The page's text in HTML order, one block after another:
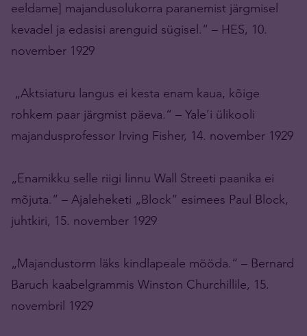
eeldame] majandusolukorra paranemist järgmisel
kevadel ja edasisi arenguid sügisel.“ – HES, 10.
november 1929
„Aktsiaturu langus ei kesta enam kaua, kõige
rohkem paar järgmist päeva.“ – Yale’i ülikooli
majandusprofessor Irving Fisher, 14. november 1929
„Enamikku selle riigi linnu Wall Streeti paanika ei
mõjuta.“ – Ajaleheketi „Block“ esimees Paul Block,
juhtkiri, 15. november 1929
„Majandustorm läks kindlapeale mööda.“ – Bernard
Baruch kaabelgrammis Winston Churchillile, 15.
novembril 1929